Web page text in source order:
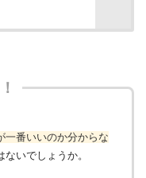
一番いいのか分からな
いでしょうか。